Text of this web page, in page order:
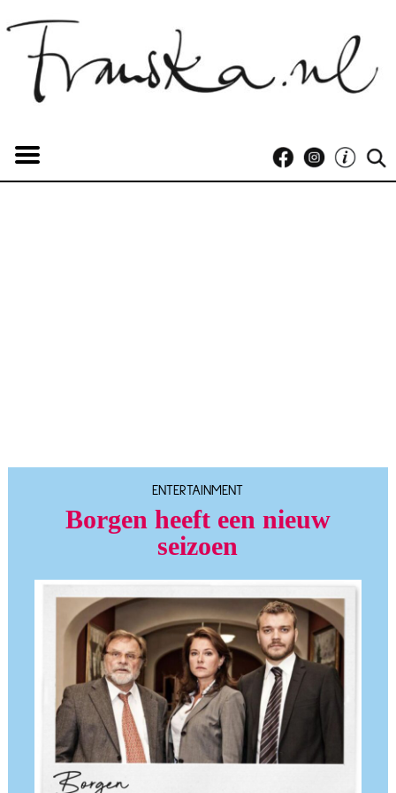
ENTERTAINMENT
Borgen heeft een nieuw
seizoen